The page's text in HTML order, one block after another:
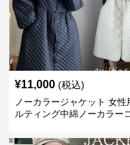
¥11,000 (税込)
ノーカラージャケット 女性
ルティング中綿ノーカラー